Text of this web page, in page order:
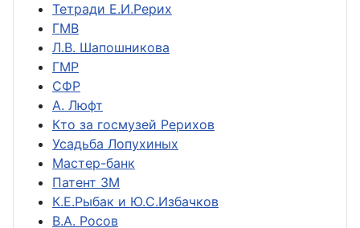
Тетради Е.И.Рерих
ГМВ
Л.В. Шапошникова
ГМР
СФР
А. Люфт
Кто за госмузей Рерихов
Усадьба Лопухиных
Мастер-банк
Патент ЗМ
К.Е.Рыбак и Ю.С.Избачков
В.А. Росов